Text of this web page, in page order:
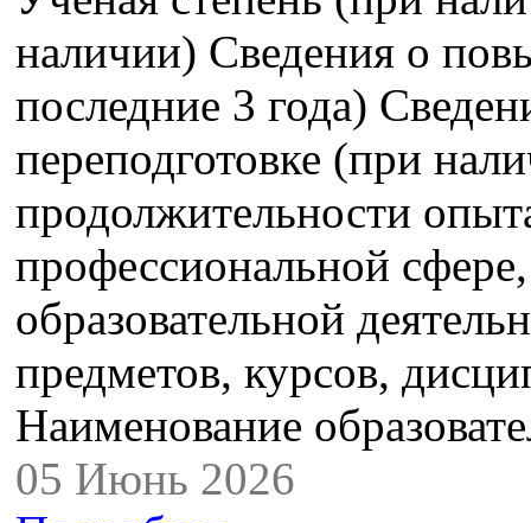
наличии) Сведения о
последние 3 года)
переподготовке (при
продолжительности
профессиональной
образовательной
предметов, курсов,
Наименование
05 Июнь 2026